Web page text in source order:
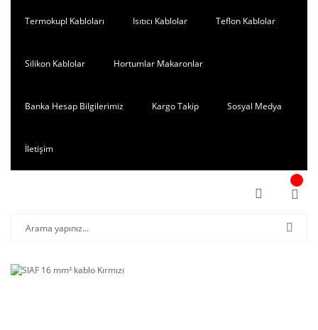
Termokupl Kabloları Isıtıcı Kablolar Teflon Kablolar
Silikon Kablolar Hortumlar Makaronlar
Banka Hesap Bilgilerimiz Kargo Takip Sosyal Medya
İletişim